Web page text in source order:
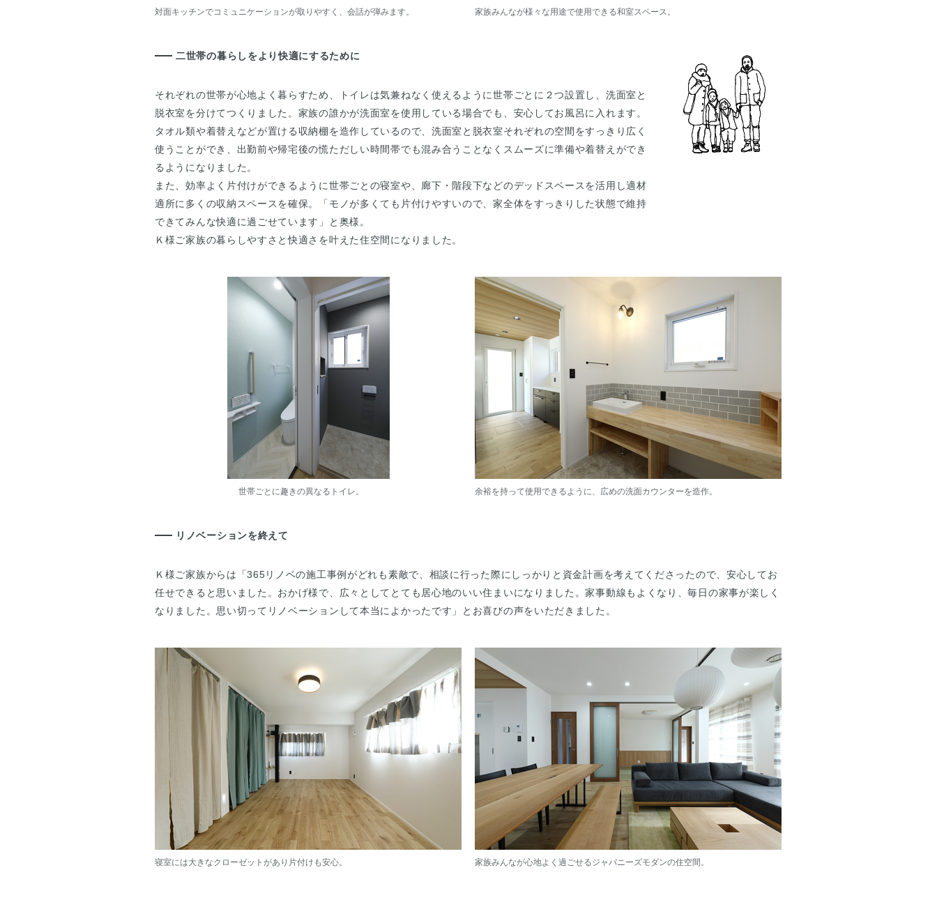
対面キッチンでコミュニケーションが取りやすく、会話が弾みます。 家族みんなが様々な用途で使用できる和室スペース。
二世帯の暮らしをより快適にするために
それぞれの世帯が心地よく暮らすため、トイレは気兼ねなく使えるように世帯ごとに２つ設置し、洗面室と
脱衣室を分けてつくりました。家族の誰かが洗面室を使用している場合でも、安心してお風呂に入れます。
タオル類や着替えなどが置ける収納棚を造作しているので、洗面室と脱衣室それぞれの空間をすっきり広く
使うことができ、出勤前や帰宅後の慌ただしい時間帯でも混み合うことなくスムーズに準備や着替えができ
るようになりました。
また、効率よく片付けができるように世帯ごとの寝室や、廊下・階段下などのデッドスペースを活用し適材
適所に多くの収納スペースを確保。「モノが多くても片付けやすいので、家全体をすっきりした状態で維持
できてみんな快適に過ごせています」と奥様。
Ｋ様ご家族の暮らしやすさと快適さを叶えた住空間になりました。
世帯ごとに趣きの異なるトイレ。 余裕を持って使用できるように、広めの洗面カウンターを造作。
リノベーションを終えて
Ｋ様ご家族からは「365リノベの施工事例がどれも素敵で、相談に行った際にしっかりと資金計画を考えてくださったので、安心してお
任せできると思いました。おかげ様で、広々としてとても居心地のいい住まいになりました。家事動線もよくなり、毎日の家事が楽しく
なりました。思い切ってリノベーションして本当によかったです」とお喜びの声をいただきました。
寝室には大きなクローゼットがあり片付けも安心。 家族みんなが心地よく過ごせるジャパニーズモダンの住空間。